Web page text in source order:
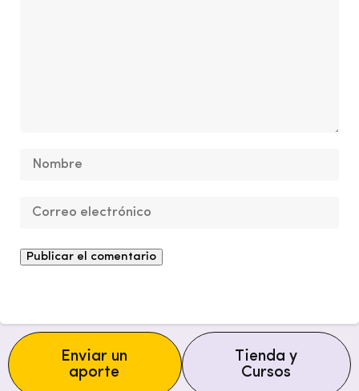
Enviar un
aporte
Tienda y
Cursos